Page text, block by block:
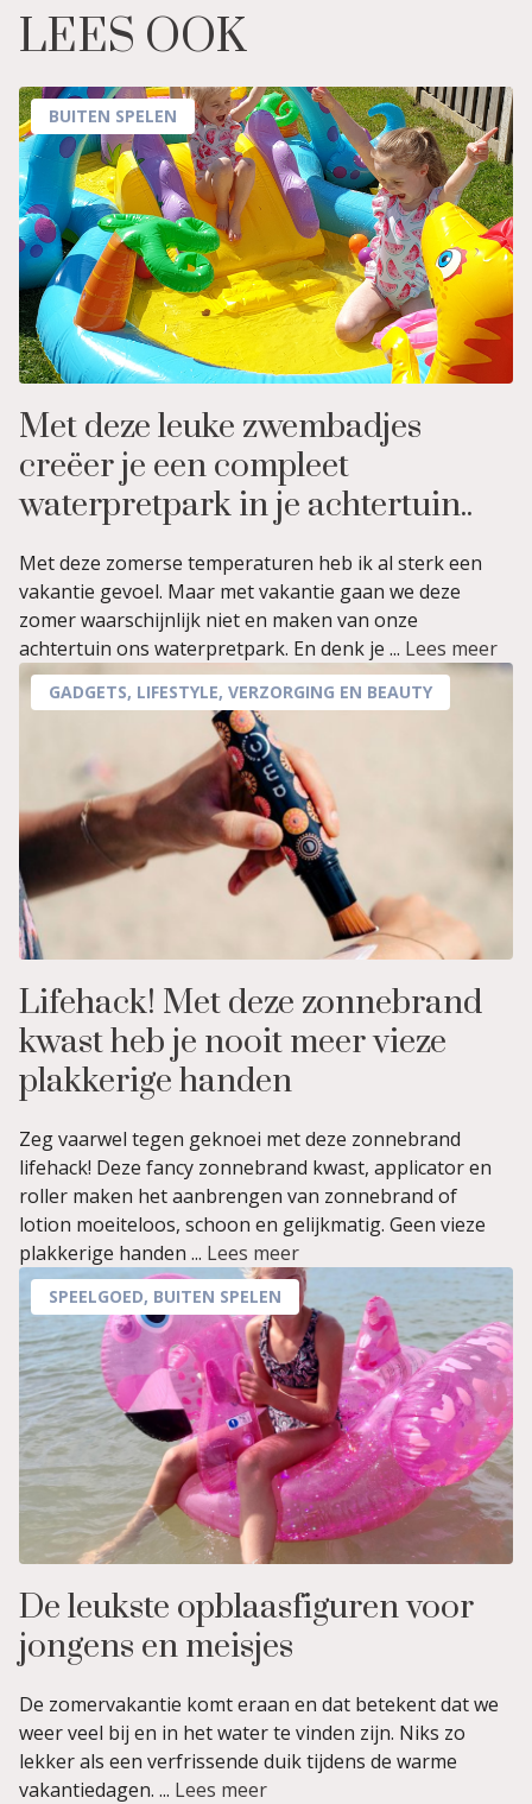
LEES OOK
BUITEN SPELEN
Met deze leuke zwembadjes
creëer je een compleet
waterpretpark in je achtertuin..
Met deze zomerse temperaturen heb ik al sterk een
vakantie gevoel. Maar met vakantie gaan we deze
zomer waarschijnlijk niet en maken van onze
achtertuin ons waterpretpark. En denk je ... Lees meer
GADGETS, LIFESTYLE, VERZORGING EN BEAUTY
Lifehack! Met deze zonnebrand
kwast heb je nooit meer vieze
plakkerige handen
Zeg vaarwel tegen geknoei met deze zonnebrand
lifehack! Deze fancy zonnebrand kwast, applicator en
roller maken het aanbrengen van zonnebrand of
lotion moeiteloos, schoon en gelijkmatig. Geen vieze
plakkerige handen ... Lees meer
SPEELGOED, BUITEN SPELEN
De leukste opblaasfiguren voor
jongens en meisjes
De zomervakantie komt eraan en dat betekent dat we
weer veel bij en in het water te vinden zijn. Niks zo
lekker als een verfrissende duik tijdens de warme
vakantiedagen. ... Lees meer